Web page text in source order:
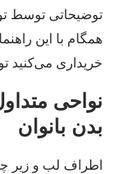
توضیحاتی توسط
همگام با این
خریداری می‌کنید
نواحی
بدن بانوان
اطراف لب و زیر